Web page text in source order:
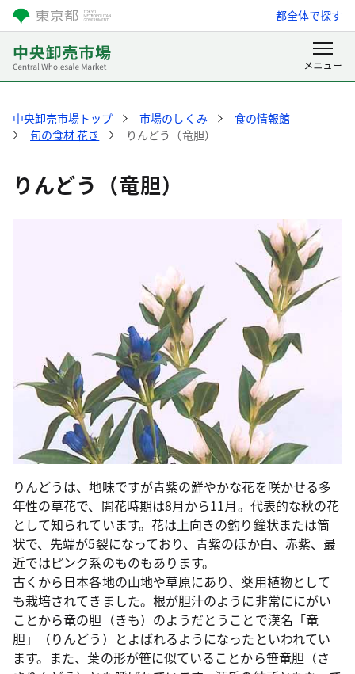
都全体で探す
中央卸売市場トップ 市場のしくみ
食の情報館
旬の食材 花き
りんどう（竜胆）
りんどう（竜胆）
りんどうは、地味ですが青紫の鮮やかな花を咲かせる多
年性の草花で、開花時期は8月から11月。代表的な秋の花
として知られています。花は上向きの釣り鐘状または筒
状で、先端が5裂になっており、青紫のほか白、赤紫、最
近ではピンク系のものもあります。
古くから日本各地の山地や草原にあり、薬用植物として
も栽培されてきました。根が胆汁のように非常ににがい
ことから竜の胆（きも）のようだとうことで漢名「竜
胆」（りんどう）とよばれるようになったといわれてい
ます。また、葉の形が笹に似ていることから笹竜胆（さ